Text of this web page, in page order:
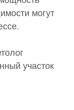
о
услуг на
Для
Донской
728-77-55
могут
участок